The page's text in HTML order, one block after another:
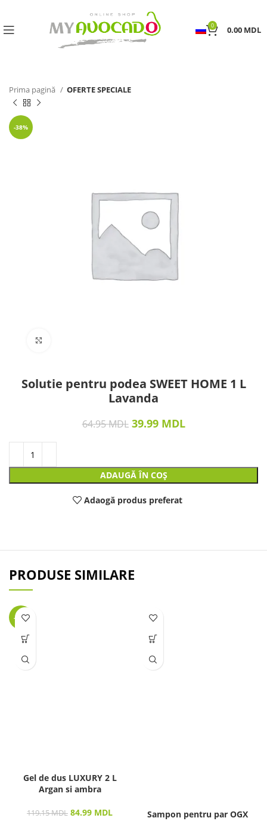
0 0.00 MDL
Prima pagină OFERTE SPECIALE
-38%
Solutie pentru podea SWEET HOME 1 L
Lavanda
64.95MDL 39.99 MDL
ADAUGĂ ÎN COȘ
Adaogă produs preferat
PRODUSE SIMILARE
-29%
Gel de dus LUXURY 2 L
Argan si ambra
119.15MDL 84.99 MDL
Sampon pentru par OGX